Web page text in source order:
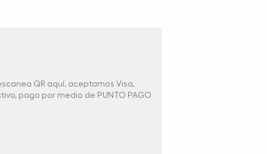
QR aquí, aceptamos Visa,
pago por medio de PUNTO PAGO